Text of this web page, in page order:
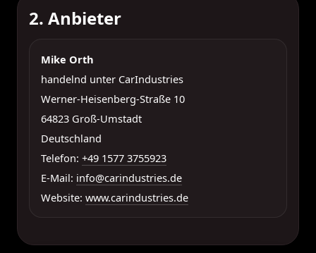
2. Anbieter
Mike Orth
handelnd unter CarIndustries
Werner-Heisenberg-Straße 10
64823 Groß-Umstadt
Deutschland
Telefon: +49 1577 3755923
E-Mail: info@carindustries.de
Website: www.carindustries.de